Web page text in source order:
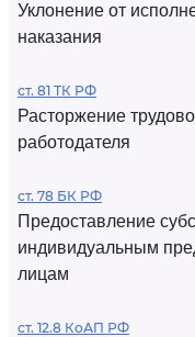
Уклонение от
наказания
ст. 81 ТК РФ
Расторжение
работодателя
ст. 78 БК РФ
Предоставление
индивидуальным
лицам
ст. 12.8 КоАП РФ